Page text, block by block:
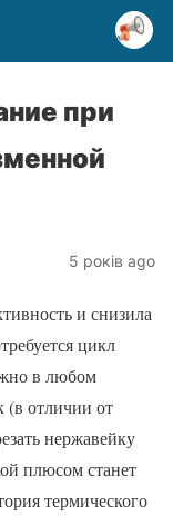
при
5 років ago
и снизила
цикл
в любом
(в отличии от
нержавейку
плюсом станет
термического